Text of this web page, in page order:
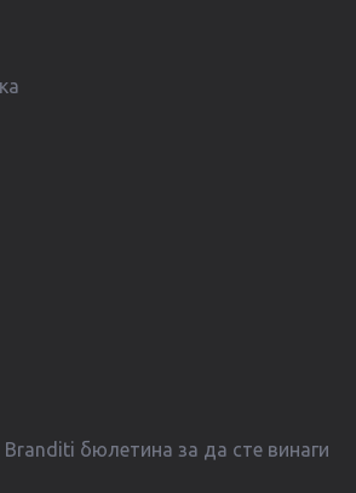
бюлетина за да сте винаги